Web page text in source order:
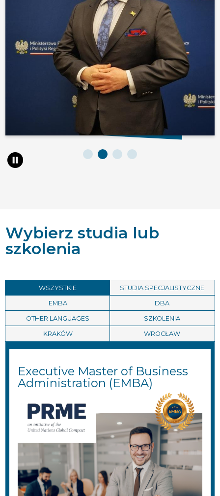
Wybierz studia lub
szkolenia
WSZYSTKIE STUDIA SPECJALISTYCZNE
EMBA DBA
OTHER LANGUAGES SZKOLENIA
KRAKÓW WROCŁAW
Executive Master of Business
Administration (EMBA)